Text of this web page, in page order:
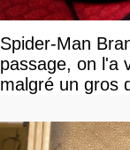
Spider-Man
passage, on l'a
malgré un gros